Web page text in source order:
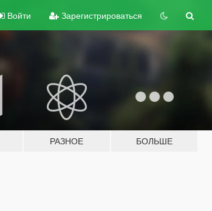
Войти Зарегистрироваться
РАЗНОЕ БОЛЬШЕ